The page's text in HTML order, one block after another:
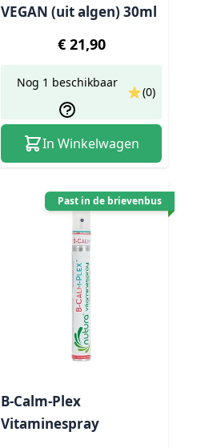
VEGAN (uit algen) 30ml
€ 21,90
Nog 1 beschikbaar
(0)
In Winkelwagen
Past in de brievenbus
B-Calm-Plex
Vitaminespray